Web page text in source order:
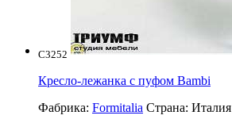
C3252
Кресло-лежанка с пуфом Bambi
Фабрика: Formitalia Страна: Италия